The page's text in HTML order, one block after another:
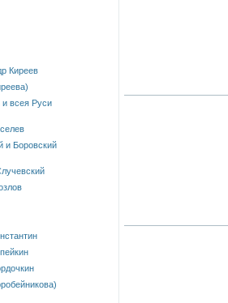
Киреев
и всея Руси
и Боровский